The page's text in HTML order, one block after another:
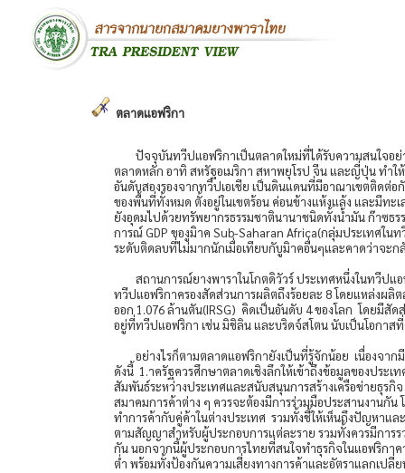
ตลาดแอฟริกา
ปัจจุบันทวีปแอฟริกาเป็นตลาดใหม่ที่ได้รับความสนใจอ
ตลาดหลัก อาทิ สหรัฐอเมริกา สหาพยุโรป จีน และญี่ปุ่น ทำ
อันดับสองรองจากทวีปเอเชีย เป็นดินแดนที่มีอาณาเขตติดต่
ของพื้นที่ทั้งหมด ตั้งอยู่ในเขตร้อน ค่อนข้างแห้งแล้ง และมีท
ยังอุดมไปด้วยทรัพยากรธรรมชาตินานาชนิดทั้งน้ำมัน ก๊าซ
การณ์ GDP ของูมิาค Sub-Saharan Africa(กลุ่มประเทศใน
ระดับติดลบที่ไม่มากนักเมื่อเทียบกับูมิาคอื่นๆและคาดว่าจะ
สถานการณ์ยางพาราในโกตดิวัวร์ ประเทศหนึ่งในทวีปแ
ทวีปแอฟริกาครองสัดส่วนการผลิตถึงร้อยละ 8 โดยแหล่งผลิ
ออก 1.076 ล้านตัน(IRSG) คิดเป็นอันดับ 4 ของโลก โดยมีสั
อยู่ที่ทวีปแอฟริกา เช่น มิชิลิน และบริดจ์สโตน นับเป็นโอกา
อย่างไรก็ตามตลาดแอฟริกายังเป็นที่รู้จักน้อย เนื่องจา
ดังนี้ 1.าครัฐควรศึกษาตลาดเชิงลึกให้เข้าถึงข้อมูลของประ
สัมพันธ์ระหว่างประเทศและสนับสนุนการสร้างเครือข่ายธุรกิ
สมาคมการค้าต่าง ๆ ควรจะต้องมีการร่วมมือประสานงานกั
ทำการค้ากับคู่ค้าในต่างประเทศ รวมทั้งชี้ให้เห็นถึงปัญหา
ตามสัญญาสำหรับผู้ประกอบการแต่ละราย รวมทั้งควรมีการร
กัน นอกจากนี้ผู้ประกอบการไทยที่สนใจทำธุรกิจในแอฟริกาค
ต่ำ พร้อมทั้งป้องกันความเสี่ยงทางการค้าและอัตราแลกเปลี่